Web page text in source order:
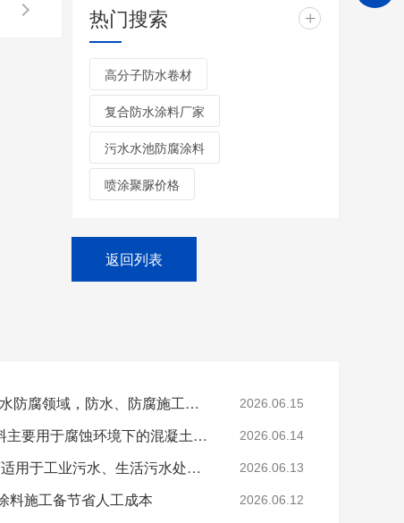
热门搜索 +
高分子防水卷材
复合防水涂料厂家
污水水池防腐涂料
喷涂聚脲价格
返回列表
烟台鲁蒙1994年涉足防水防腐领域，防水、防腐施工二级资质的公司 2026.06.15
VRA-LM@复合防腐涂料主要用于腐蚀环境下的混凝土结构防腐 2026.06.14
LM复合防腐防水涂料可适用于工业污水、生活污水处理厂的混凝土构筑物的防护抗渗 2026.06.13
料施工备节省人工成本 2026.06.12